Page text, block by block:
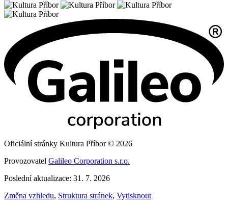
Oficiální stránky Kultura Příbor © 2026
Provozovatel Galileo Corporation s.r.o.
Poslední aktualizace: 31. 7. 2026
Změna vzhledu, Struktura stránek, Vytisknout